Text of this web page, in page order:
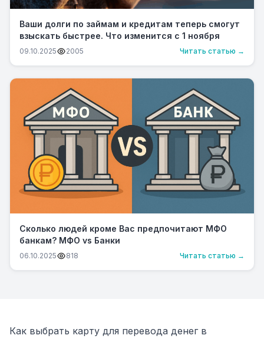
Ваши долги по займам и кредитам теперь смогут
взыскать быстрее. Что изменится с 1 ноября
09.10.2025 2005 Читать статью →
Сколько людей кроме Вас предпочитают МФО
банкам? МФО vs Банки
06.10.2025 818 Читать статью →
Как выбрать карту для перевода денег в